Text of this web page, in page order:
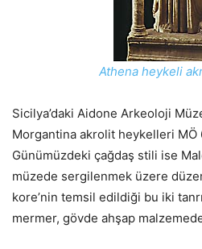
Athena heykeli
Sicilya’daki Aidone Arkeoloji
Morgantina akrolit heykelleri MÖ
Günümüzdeki çağdaş stili ise
müzede sergilenmek üzere
kore’nin temsil edildiği bu iki
mermer, gövde ahşap